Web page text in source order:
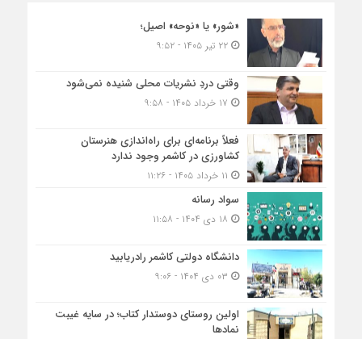
«شور» یا «نوحه» اصیل؛
۲۲ تیر ۱۴۰۵ - ۹:۵۲
وقتی دردِ نشریات محلی شنیده نمی‌شود
فعلاً برنامه‌ای برای راه‌اندازی هنرستان
کشاورزی در کاشمر وجود ندارد
سواد رسانه
دانشگاه دولتی کاشمر‌ رادریابید
اولین روستای دوستدار کتاب؛ در سایه غیبت
نمادها